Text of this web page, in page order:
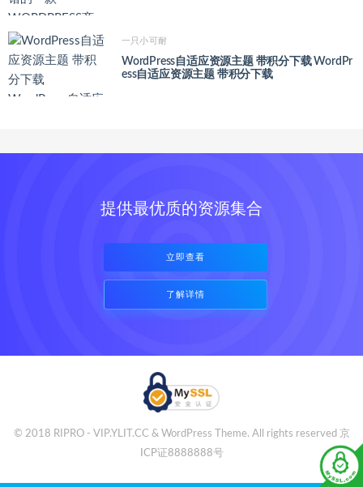
一只小可耐
WordPress自适应资源主题 带积分下载 WordPr
ess自适应资源主题 带积分下载
提供最优质的资源集合
立即查看
了解详情
© 2018 RIPRO - VIP.YLIT.CC & WordPress Theme. All rights reserved 京
ICP证8888888号